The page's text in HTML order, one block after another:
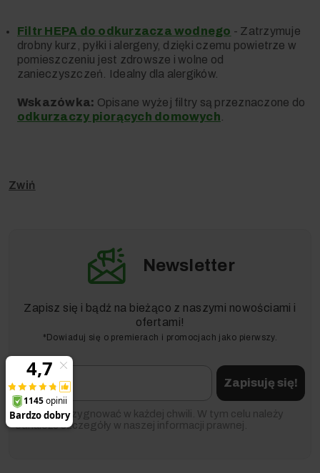
Filtr HEPA do odkurzacza wodnego - Zatrzymuje
drobny kurz, pyłki i alergeny, dzięki czemu powietrze w
pomieszczeniu jest zdrowsze i wolne od
zanieczyszczeń. Idealny dla alergików.
Wskazówka: Opisane wyżej filtry są przeznaczone do
odkurzaczy piorących domowych
Newsletter
Zapisz się i bądź na bieżąco z naszymi nowościami i
ofertami!
*Dowiaduj się o premierach i promocjach jako pierwszy.
Email
Zapisuję się!
Możesz zrezygnować w każdej chwili. W tym celu należy
odnaleźć szczegóły w naszej informacji prawnej.